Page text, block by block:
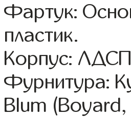
Фартук:
пластик.
Корпус:
Фурнитура:
Blum